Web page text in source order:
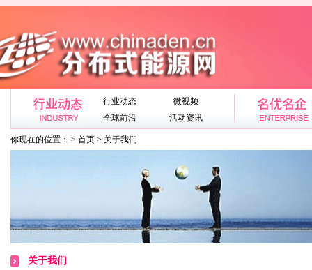
行业动态
全球前沿
微视频
活动资讯
你现在的位置： > 首页 > 关于我们
关于我们